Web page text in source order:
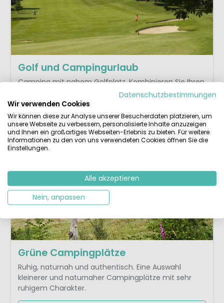
Golf und Campingurlaub
Camping mit nahem Golfplatz. Kombinieren Sie Ihren
Campingurlaub mit einem attraktiven Golfurlaub!
Thema ansehen
Grüne Campingplätze
Ruhig, naturnah und authentisch. Eine Auswahl
kleinerer und naturnaher Campingplätze mit sehr
ruhigem Charakter.
Datenschutzbestimmungen
Wir verwenden Cookies
Wir können diese zur Analyse unserer Besucherdaten platzieren, um
unsere Webseite zu verbessern, personalisierte Inhalte anzuzeigen
und Ihnen ein großartiges Webseiten-Erlebnis zu bieten. Für weitere
Informationen zu den von uns verwendeten Cookies öffnen Sie die
Einstellungen.
Alle akzeptieren
Nein, anpassen